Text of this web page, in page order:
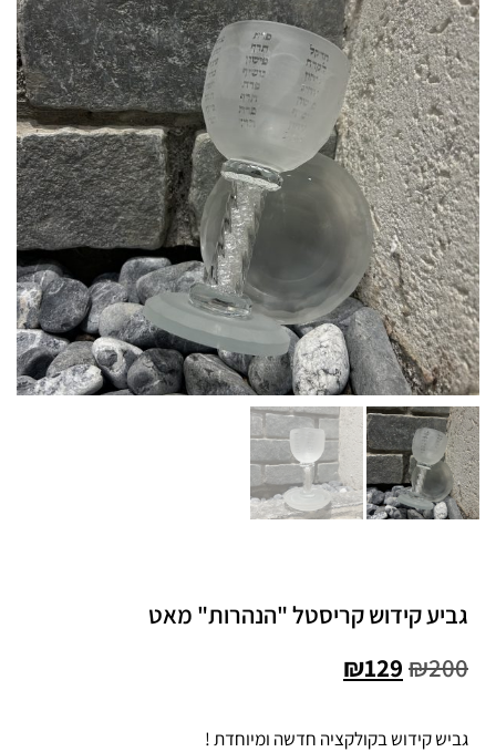
גביע קידוש קריסטל "הנהרות" מאט
₪200
₪129
גביש קידוש בקולקציה חדשה ומיוחדת !